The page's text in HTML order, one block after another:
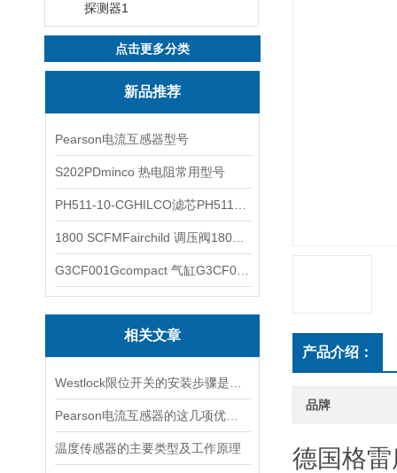
探测器1
点击更多分类
新品推荐
Pearson电流互感器型号
S202PDminco 热电阻常用型号
相关文章
温度传感器的主要类型及工作原理
产品介绍：
品牌
德国格